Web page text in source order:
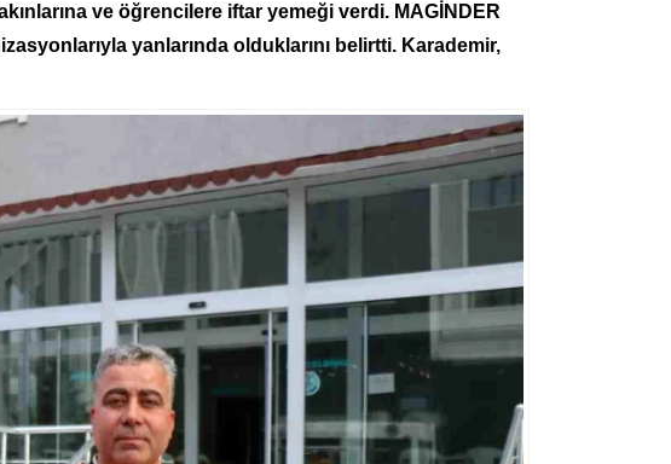
ve öğrencilere iftar yemeği verdi. MAGİNDER
yanlarında olduklarını belirtti. Karademir,